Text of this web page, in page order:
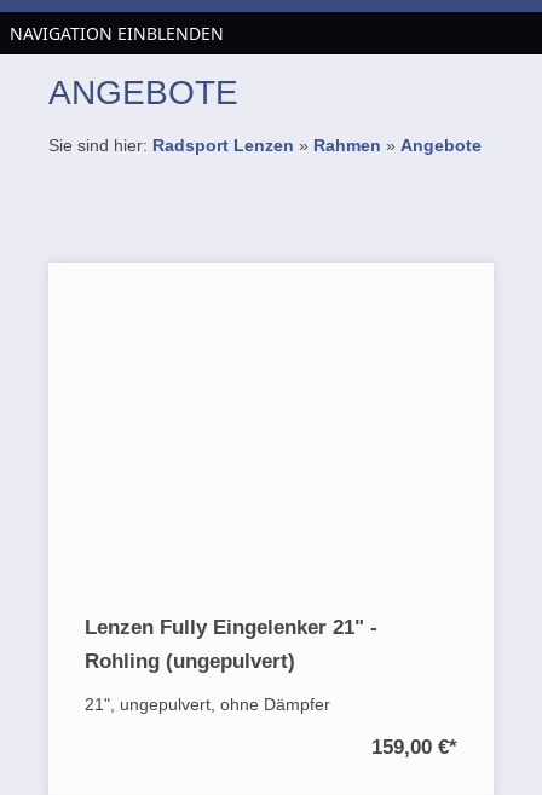
NAVIGATION EINBLENDEN
ANGEBOTE
Sie sind hier: Radsport Lenzen » Rahmen » Angebote
Lenzen Fully Eingelenker 21" -
Rohling (ungepulvert)
21", ungepulvert, ohne Dämpfer
159,00 €*